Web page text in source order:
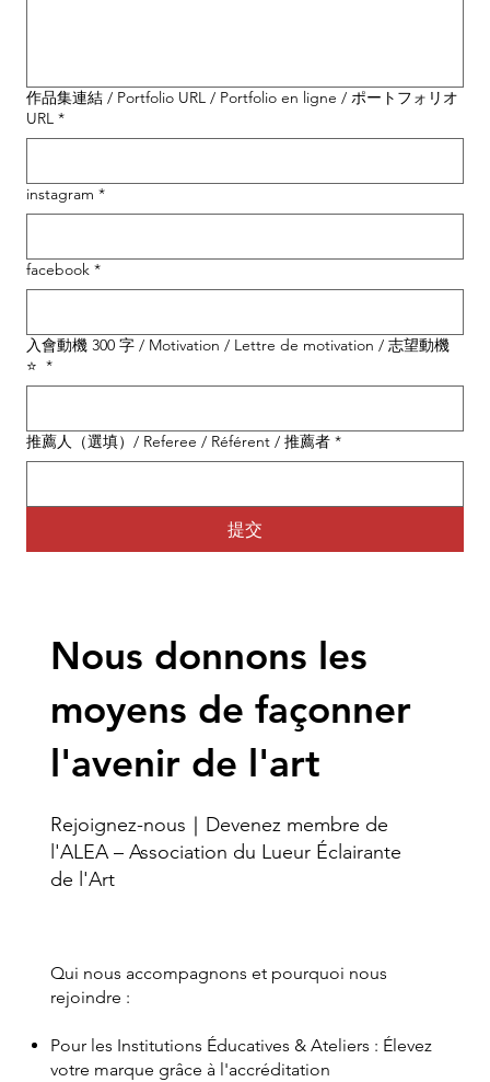
作品集連結 / Portfolio URL / Portfolio en ligne / ポートフォリオ
URL *
instagram *
facebook *
入會動機 300 字 / Motivation / Lettre de motivation / 志望動機
⭐ *
推薦人（選填）/ Referee / Référent / 推薦者 *
提交
Nous donnons les
moyens de façonner
l'avenir de l'art
Rejoignez-nous｜Devenez membre de
l'ALEA – Association du Lueur Éclairante
de l'Art
Qui nous accompagnons et pourquoi nous
rejoindre :
Pour les Institutions Éducatives & Ateliers : Élevez
votre marque grâce à l'accréditation